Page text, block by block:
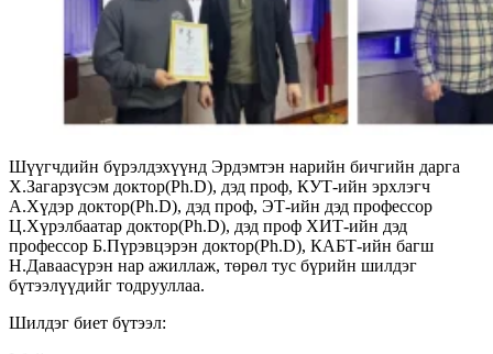
Шүүгчдийн бүрэлдэхүүнд Эрдэмтэн нарийн бичгийн дарга
Х.Загарзүсэм доктор(Ph.D), дэд проф, КУТ-ийн эрхлэгч
А.Хүдэр доктор(Ph.D), дэд проф, ЭТ-ийн дэд профессор
Ц.Хүрэлбаатар доктор(Ph.D), дэд проф ХИТ-ийн дэд
профессор Б.Пүрэвцэрэн доктор(Ph.D), КАБТ-ийн багш
Н.Даваасүрэн нар ажиллаж, төрөл тус бүрийн шилдэг
бүтээлүүдийг тодрууллаа.
Шилдэг биет бүтээл: